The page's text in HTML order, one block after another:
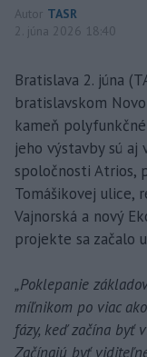
Autor TASR
2. júna 2026 18:40
Bratislava 2. júna
bratislavskom
kameň
jeho výstavby sú
spoločnosti Atrios,
Tomášikovej ulice,
Vajnorská a nový
projekte sa začalo
„Poklepanie
míľnikom po viac
fázy, keď začína byť
Začínajú byť